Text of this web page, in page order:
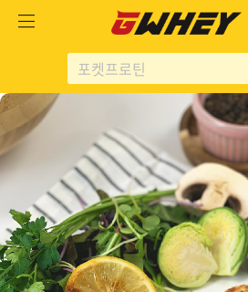
헬스보충제
단백질분류
노르테크
지웨이 시리즈
가격대별
사
이
트
로